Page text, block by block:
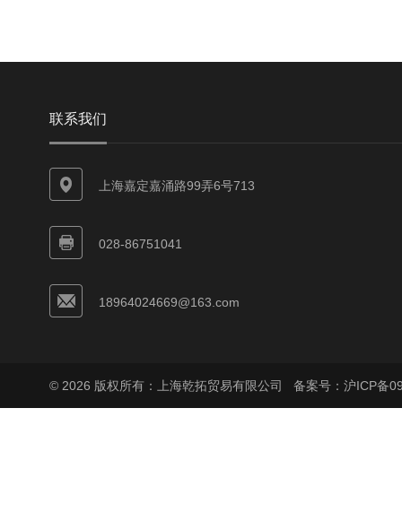
联系我们
上海嘉定嘉涌路99弄6号713
028-86751041
18964024669@163.com
© 2026 版权所有：上海乾拓贸易有限公司 备案号：沪ICP备